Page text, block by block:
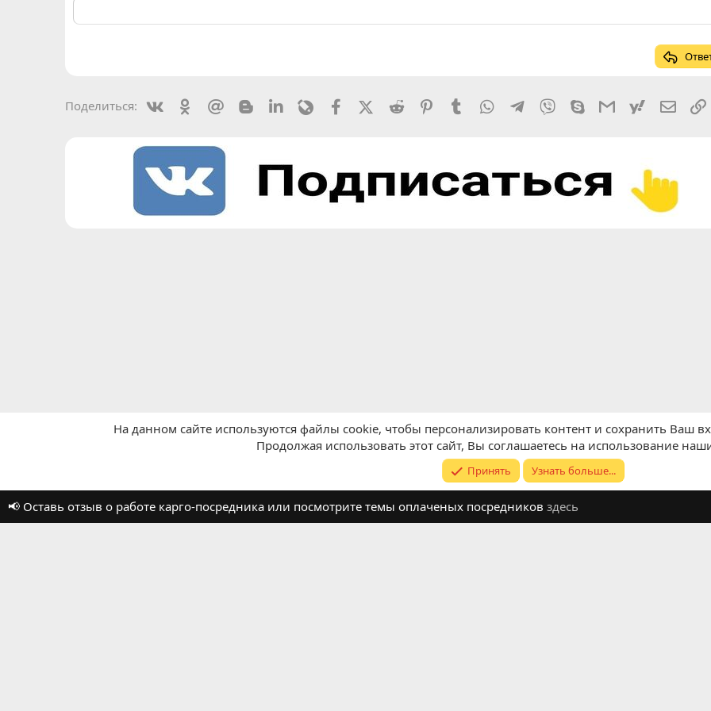
Поделиться: VkontakteOdnoklassniki
Mail.ru BloggerLinkedinLivejournalFacebookX (Twitter)
Reddit PinterestTumblr WhatsAppTelegram
Viber SkypeGmailyahoomail
Russian (RU) Обратная связь
На данном сайте используются файлы cookie, чтобы персонализировать контент и сохранить Ваш
Продолжая использовать этот сайт, Вы соглашаетесь на использование
Принять Узнать больше...
📢 Оставь отзыв о работе карго-посредника или посмотрите темы оплаченых посредников здесь